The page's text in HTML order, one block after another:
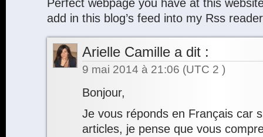
Perfect webpage you have at this
add in this blog’s feed into my Rss
Arielle Camille a dit :
9 mai 2014 à 21:06 (UTC 2 )
Bonjour,
Je vous réponds en Français car
articles, je pense que vous